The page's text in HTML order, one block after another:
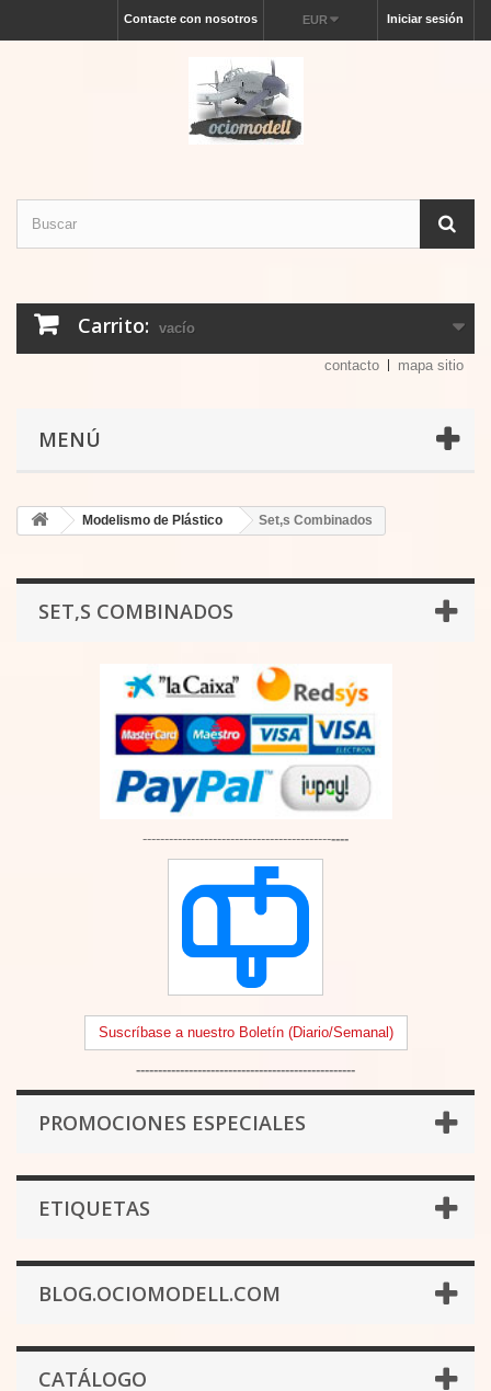
Iniciar sesión
EUR
Contacte con nosotros
Carrito: vacío
contacto mapa sitio
MENÚ
Modelismo de Plástico Set,s Combinados
SET,S COMBINADOS
-----------------------------------------------
Suscríbase a nuestro Boletín (Diario/Semanal)
--------------------------------------------------
PROMOCIONES ESPECIALES
ETIQUETAS
BLOG.OCIOMODELL.COM
CATÁLOGO